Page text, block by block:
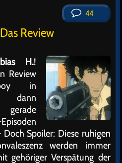
44
Review
H.!
Review
in
dann
gerade
Spoiler: Diese ruhigen
werden immer
gehöriger Verspätung der